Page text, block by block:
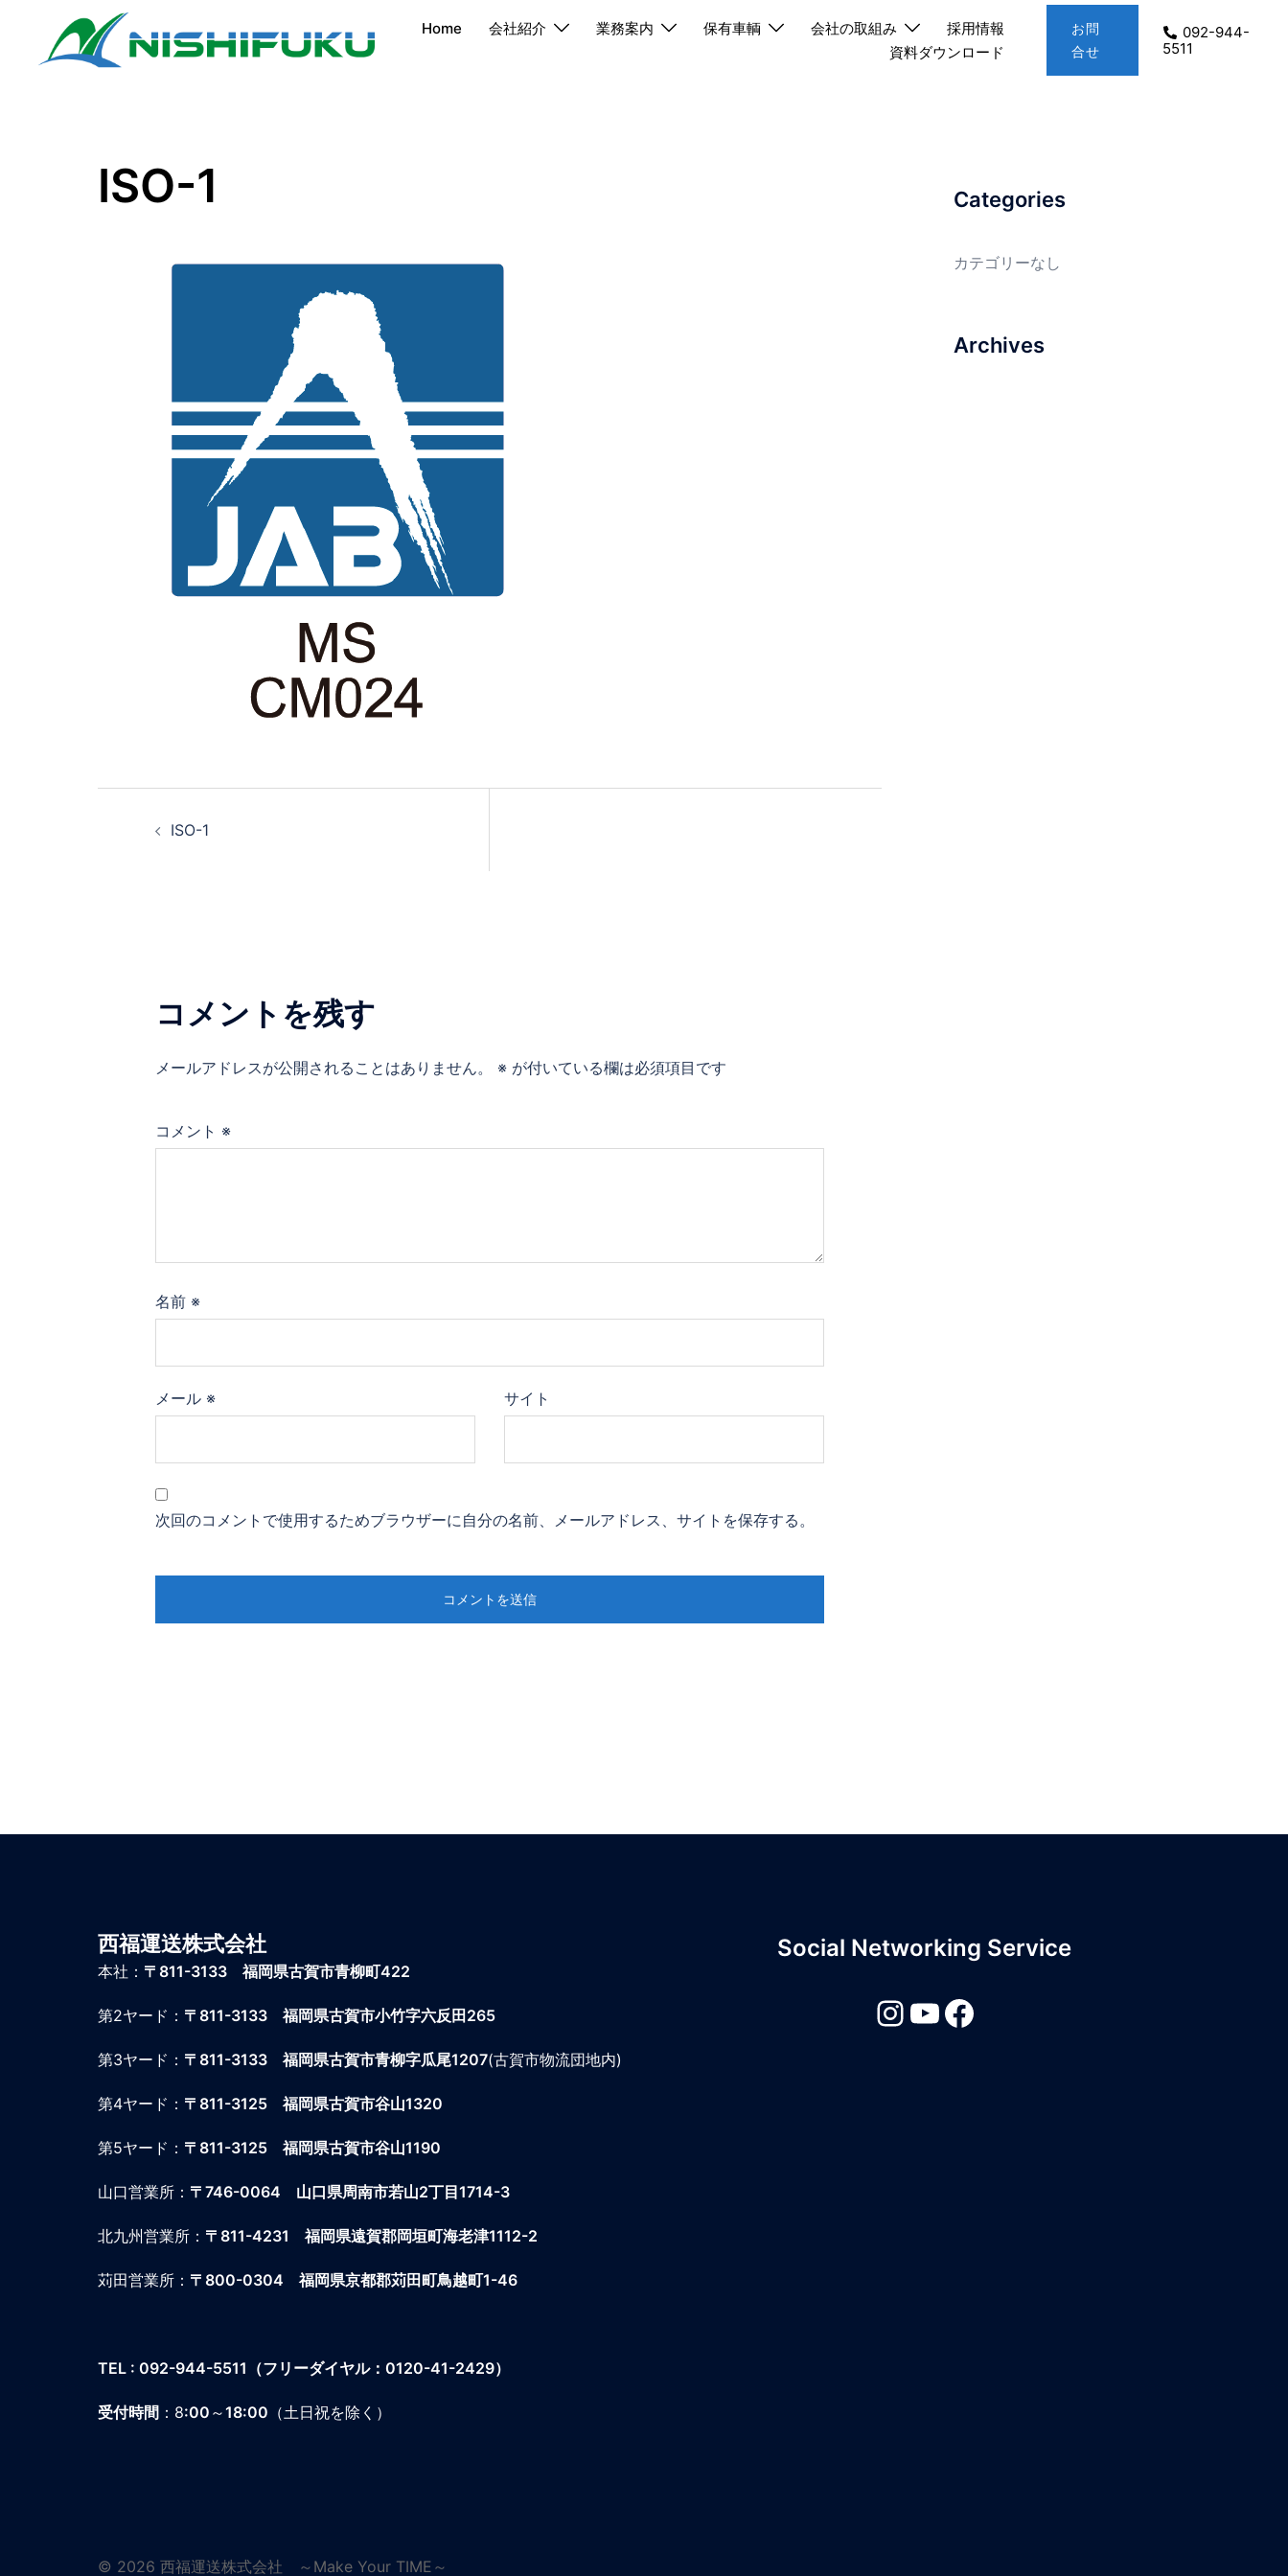
Home 会社紹介 業務案内 保有車輌 会社の取組み
採用情報
資料ダウンロード
お問
合せ
092-944-
5511
ISO-1
ISO-1
コメントを残す
メールアドレスが公開されることはありません。 ※ が付いている欄は必須項目です
コメント ※
名前 ※
メール ※ サイト
次回のコメントで使用するためブラウザーに自分の名前、メールアドレス、サイトを保存する。
Categories
カテゴリーなし
Archives
西福運送株式会社
本社： 〒811-3133 福岡県古賀市青柳町422
第2ヤード： 〒811-3133 福岡県古賀市小竹字六反田265
第3ヤード： 〒811-3133 福岡県古賀市青柳字瓜尾1207(古賀市物流団地内)
第4ヤード： 〒811-3125 福岡県古賀市谷山1320
第5ヤード： 〒811-3125 福岡県古賀市谷山1190
山口営業所： 〒746-0064 山口県周南市若山2丁目1714-3
北九州営業所： 〒811-4231 福岡県遠賀郡岡垣町海老津1112-2
苅田営業所： 〒800-0304 福岡県京都郡苅田町鳥越町1-46
TEL : 092-944-5511 （フリーダイヤル：0120-41-2429）
受付時間 ：8:00 ～18:00 （土日祝を除く）
Social Networking Service
Instagram
YouTube
Facebook
© 2026 西福運送株式会社 ～Make Your TIME～